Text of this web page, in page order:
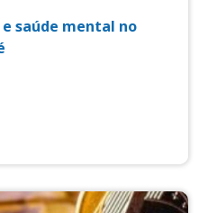
e saúde mental no